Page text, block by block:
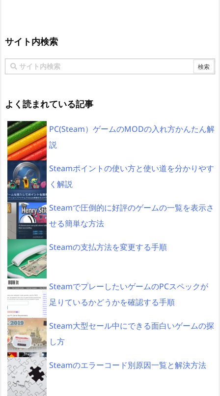
サイト内検索
よく読まれている記事
PC(Steam）ゲームのMODの入れ方かんたん解
説
Steamポイントの使い方と使い道を分かりやす
く解説
Steamで圧倒的に好評のゲームの一覧を表示さ
せる簡単な方法
Steamの支払方法を変更する手順
SteamでプレーしたいゲームのPCスペックが
足りているかどうかを確認する手順
Steam大型セール中にできる面白いゲームの探
し方
Steamのエラーコード別原因一覧と解決方法